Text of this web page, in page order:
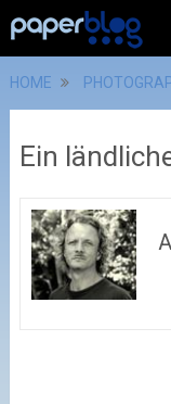
HOME
Ein